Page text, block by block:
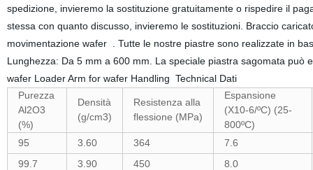
spedizione, invieremo la sostituzione gratuitamente o rispedire il
stessa con quanto discusso, invieremo le sostituzioni. Braccio
movimentazione wafer . Tutte le nostre piastre sono realizzate in
Lunghezza: Da 5 mm a 600 mm. La speciale piastra sagomata può
wafer Loader Arm for wafer Handling Technical Dati
Purezza
Al2O3
(%)
Densità
(g/cm3)
Resistenza alla
flessione (MPa)
Espansione
(X10-6/ºC) (25-
800ºC)
95
3.60 364
7.6
99.7
3.90 450 8.0